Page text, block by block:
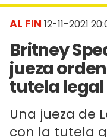
AL FIN 12-11-2021
Britney
jueza
tutela legal
Una jueza de
con la tutela